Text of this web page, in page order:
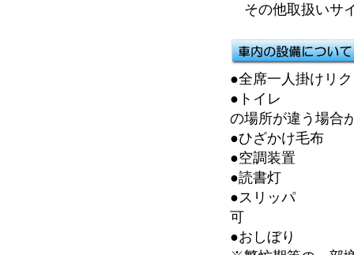
その他取扱いサ
●全席一人掛けリ
●トイレ 車内
の場所が違う場合
●ひざかけ毛
●空調装置 レ
●読書灯 光の
●スリッ
可
●おしぼり 車